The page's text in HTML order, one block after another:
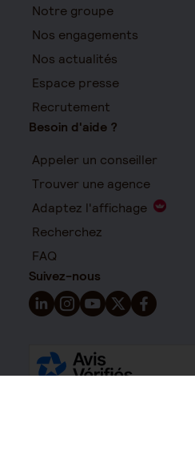
Notre groupe
Nos engagements
Nos actualités
Espace presse
Recrutement
Besoin d'aide ?
Appeler un conseiller
Trouver une agence
Adaptez l'affichage
Recherchez
FAQ
Suivez-nous
Suivez-nous sur LinkedIn -
Suivez-nous sur
Suivez-nous sur
Suivez-nous
Suivez-